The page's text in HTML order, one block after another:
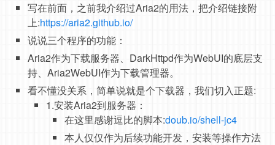
写在前面，之前我介绍过Aria2的用法，把介绍链接附
上:https://aria2.github.io/
说说三个程序的功能：
Aria2作为下载服务器、DarkHttpd作为WebUI的底层支
持、Aria2WebUI作为下载管理器。
看不懂没关系，简单说就是个下载器，我们切入正题:
1.安装Aria2到服务器：
在这里感谢逗比的脚本:doub.io/shell-jc4
本人仅仅作为后续功能开发，安装等操作方法